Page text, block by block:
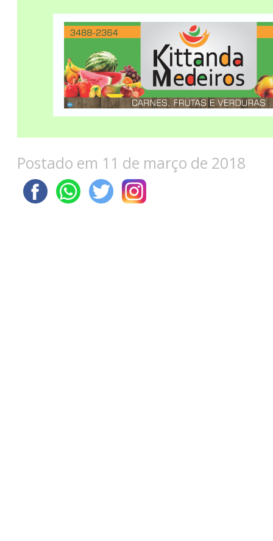
Postado em 11 de março de 2018